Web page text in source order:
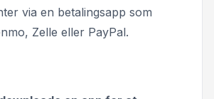
via en betalingsapp som
Zelle eller PayPal.